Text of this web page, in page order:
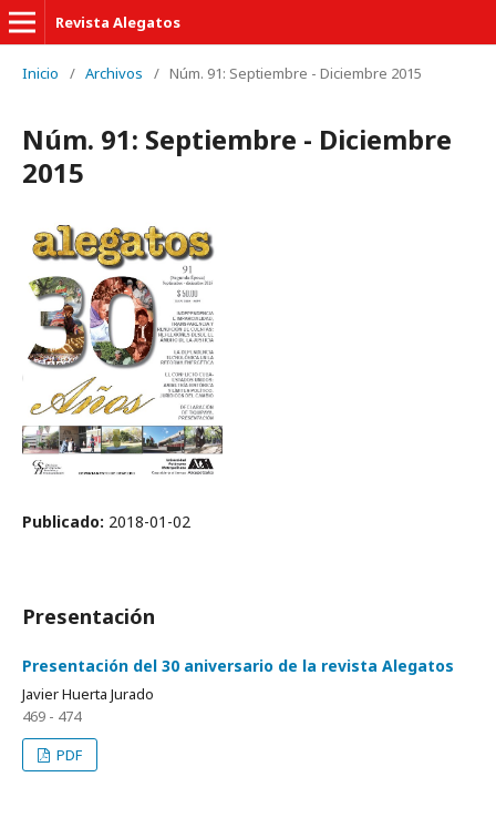
Revista Alegatos
Inicio / Archivos / Núm. 91: Septiembre - Diciembre 2015
Núm. 91: Septiembre - Diciembre
2015
Publicado: 2018-01-02
Presentación
Presentación del 30 aniversario de la revista Alegatos
Javier Huerta Jurado
469 - 474
PDF